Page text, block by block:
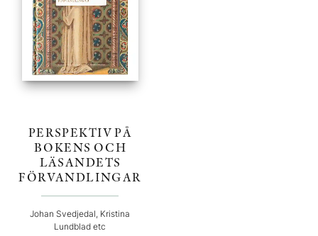
PERSPEKTIV PÅ
BOKENS OCH
LÄSANDETS
FÖRVANDLINGAR
Johan Svedjedal, Kristina
Lundblad etc